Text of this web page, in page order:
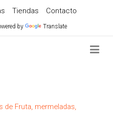
Tiendas Contacto
by Translate
de Fruta, mermeladas,